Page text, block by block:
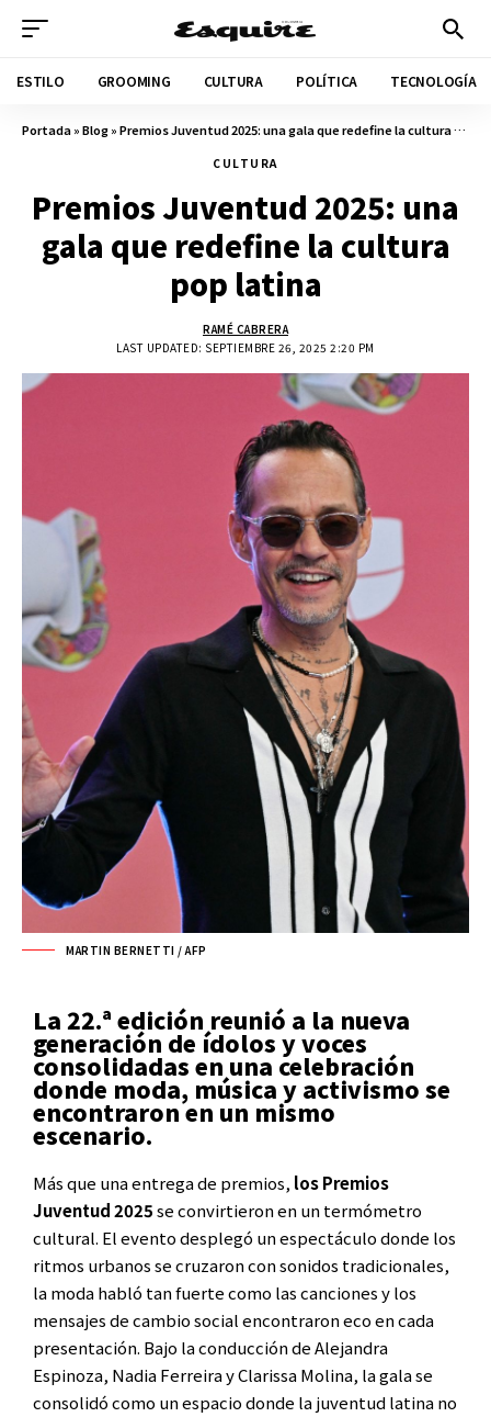
ESTILO GROOMING CULTURA POLÍTICA TECNOLOGÍA
Portada»Blog»Premios Juventud 2025: una gala que redefine la cultura pop latina
CULTURA
Premios Juventud 2025: una
gala que redefine la cultura
pop latina
LAST UPDATED: SEPTIEMBRE 26, 2025 2:20 PM
RAMÉ CABRERA
MARTIN BERNETTI / AFP
La 22.ª edición reunió a la nueva
generación de ídolos y voces
consolidadas en una celebración
donde moda, música y activismo se
encontraron en un mismo
escenario.
Más que una entrega de premios, los Premios
Juventud 2025se convirtieron en un termómetro
cultural. El evento desplegó un espectáculo donde los
ritmos urbanos se cruzaron con sonidos tradicionales,
la moda habló tan fuerte como las canciones y los
mensajes de cambio social encontraron eco en cada
presentación. Bajo la conducción de Alejandra
Espinoza, Nadia Ferreira y Clarissa Molina, la gala se
consolidó como un espacio donde la juventud latina no